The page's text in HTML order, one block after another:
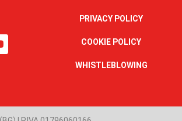
PRIVACY POLICY
COOKIE POLICY
WHISTLEBLOWING